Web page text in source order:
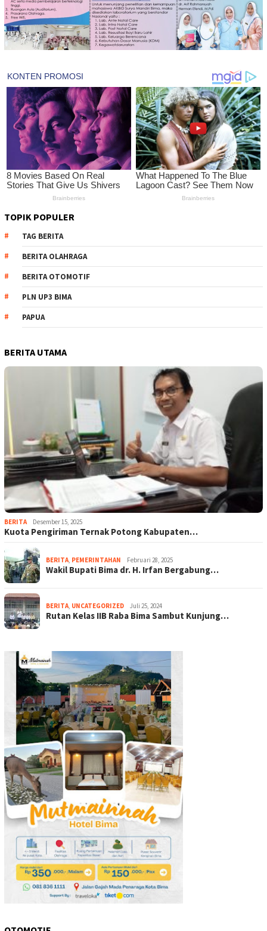
TOPIK POPULER
TAG BERITA
BERITA OLAHRAGA
BERITA OTOMOTIF
PLN UP3 BIMA
PAPUA
BERITA UTAMA
BERITA Desember 15, 2025
Kuota Pengiriman Ternak Potong Kabupaten…
BERITA, PEMERINTAHAN Februari 28, 2025
Wakil Bupati Bima dr. H. Irfan Bergabung…
BERITA, UNCATEGORIZED Juli 25, 2024
Rutan Kelas IIB Raba Bima Sambut Kunjung…